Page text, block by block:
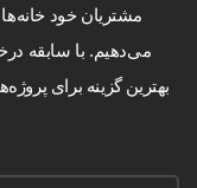
مشتریان خود
می‌دهیم. با سابقه
بهترین گزینه برای